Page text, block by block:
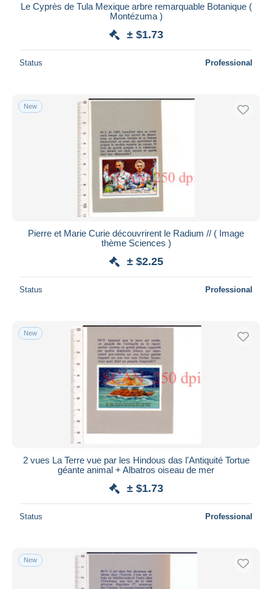
Le Cyprès de Tula Mexique arbre remarquable Botanique (
Montézuma )
± $1.73
Status Professional
New
Pierre et Marie Curie découvrirent le Radium // ( Image
thème Sciences )
± $2.25
Status Professional
New
2 vues La Terre vue par les Hindous das l'Antiquité Tortue
géante animal + Albatros oiseau de mer
± $1.73
Status Professional
New